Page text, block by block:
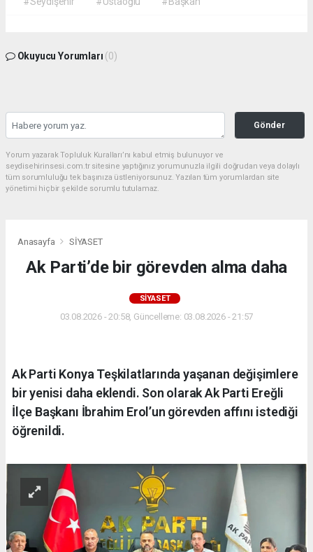
Okuyucu Yorumları (0)
Gönder
Yorum yazarak Topluluk Kuralları’nı kabul etmiş bulunuyor ve
seydisehirinsesi.com.tr sitesine yaptığınız yorumunuzla ilgili doğrudan veya dolaylı
tüm sorumluluğu tek başınıza üstleniyorsunuz. Yazılan tüm yorumlardan site
yönetimi hiçbir şekilde sorumlu tutulamaz.
Anasayfa SİYASET
Ak Parti’de bir görevden alma daha
SİYASET
03.08.2026 - 20:58, Güncelleme: 03.08.2026 - 21:57
Ak Parti Konya Teşkilatlarında yaşanan değişimlere
bir yenisi daha eklendi. Son olarak Ak Parti Ereğli
İlçe Başkanı İbrahim Erol’un görevden affını istediği
öğrenildi.